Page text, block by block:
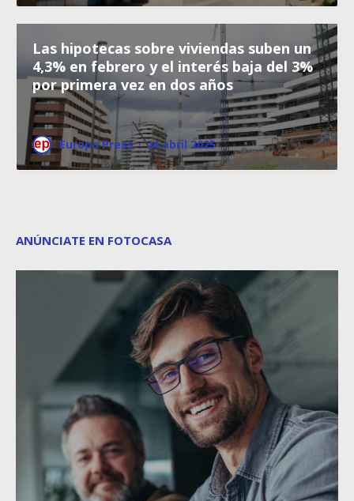
Las hipotecas sobre viviendas suben un
4,3% en febrero y el interés baja del 3%
por primera vez en dos años
Europa Press · 24 abril 2025
ANÚNCIATE EN FOTOCASA